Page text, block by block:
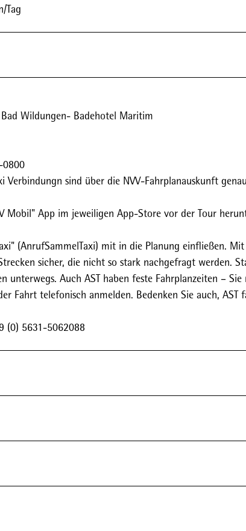
Tag
Wildungen- Badehotel Maritim
0800
Verbindungn sind über die NVV-Fahrplanauskunft
Mobil" App im jeweiligen App-Store vor der Tour
(AnrufSammelTaxi) mit in die Planung einfließen.
sicher, die nicht so stark nachgefragt werden.
unterwegs. Auch AST haben feste Fahrplanzeiten –
Fahrt telefonisch anmelden. Bedenken Sie auch, AST
(0) 5631-5062088